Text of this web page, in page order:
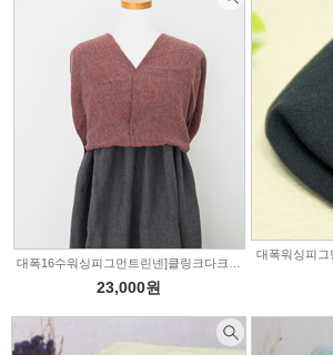
대폭16수워싱피그먼트린넨]클링크다크계열-4color(224884)
23,000원